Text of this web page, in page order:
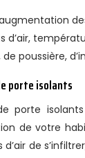
augmentation
poussière,
porte isolants
porte
de votre
de